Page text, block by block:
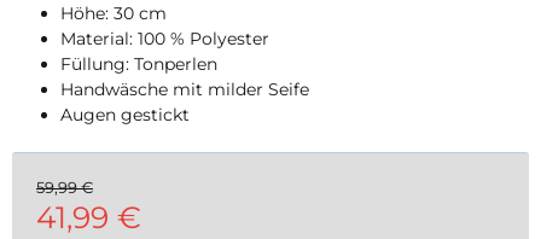
Höhe: 30 cm
Material: 100 % Polyester
Füllung: Tonperlen
Handwäsche mit milder Seife
Augen gestickt
59,99 €
41,99 €